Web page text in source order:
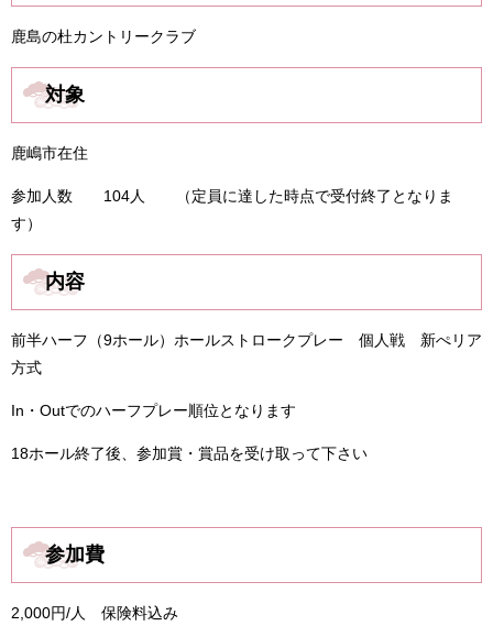
鹿島の杜カントリークラブ
対象
鹿嶋市在住
参加人数 104人 （定員に達した時点で受付終了となりま
す）
内容
前半ハーフ（9ホール）ホールストロークプレー 個人戦 新ぺリア
方式
In・Outでのハーフプレー順位となります
18ホール終了後、参加賞・賞品を受け取って下さい
参加費
2,000円/人 保険料込み